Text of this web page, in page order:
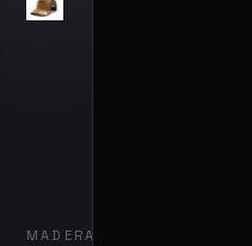
MADERA